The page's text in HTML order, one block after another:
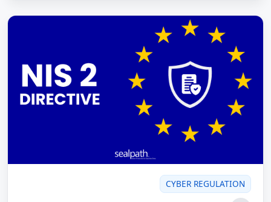
CYBER REGULATION